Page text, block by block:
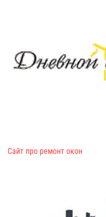
Сайт про ремонт окон